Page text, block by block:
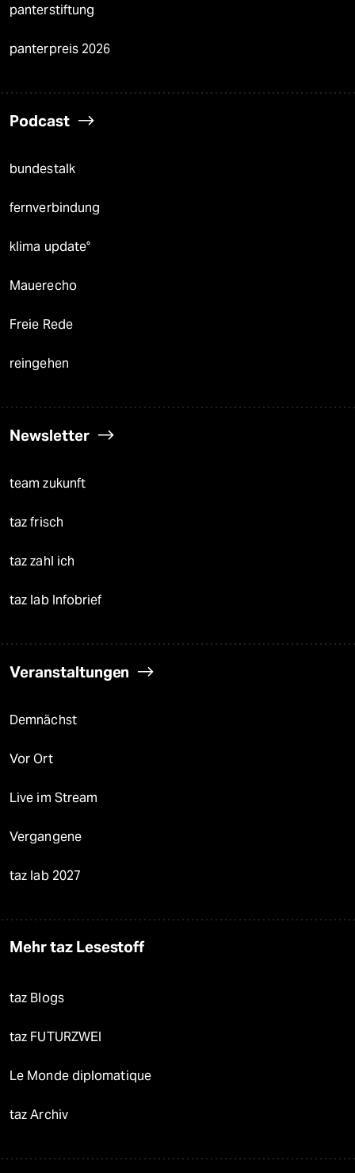
panterstiftung
panterpreis 2026
Podcast
bundestalk
fernverbindung
klima update°
Mauerecho
Freie Rede
reingehen
Newsletter
team zukunft
taz frisch
taz zahl ich
taz lab Infobrief
Veranstaltungen
Demnächst
Vor Ort
Live im Stream
Vergangene
taz lab 2027
Mehr taz Lesestoff
taz Blogs
taz FUTURZWEI
Le Monde diplomatique
taz Archiv